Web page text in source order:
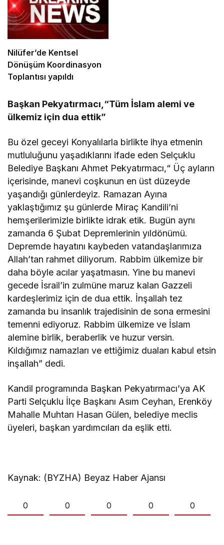
Nilüfer’de Kentsel
Dönüşüm Koordinasyon
Toplantısı yapıldı
Başkan Pekyatırmacı,“Tüm İslam alemi ve
ülkemiz için dua ettik”
Bu özel geceyi Konyalılarla birlikte ihya etmenin
mutluluğunu yaşadıklarını ifade eden Selçuklu
Belediye Başkanı Ahmet Pekyatırmacı,“ Üç ayların
içerisinde, manevi coşkunun en üst düzeyde
yaşandığı günlerdeyiz. Ramazan Ayına
yaklaştığımız şu günlerde Miraç Kandili’ni
hemşerilerimizle birlikte idrak etik. Bugün aynı
zamanda 6 Şubat Depremlerinin yıldönümü.
Depremde hayatını kaybeden vatandaşlarımıza
Allah’tan rahmet diliyorum. Rabbim ülkemize bir
daha böyle acılar yaşatmasın. Yine bu manevi
gecede İsrail’in zulmüne maruz kalan Gazzeli
kardeşlerimiz için de dua ettik. İnşallah tez
zamanda bu insanlık trajedisinin de sona ermesini
temenni ediyoruz. Rabbim ülkemize ve İslam
alemine birlik, beraberlik ve huzur versin.
Kıldığımız namazları ve ettiğimiz duaları kabul etsin
inşallah” dedi.
Kandil programında Başkan Pekyatırmacı’ya AK
Parti Selçuklu İlçe Başkanı Asım Ceyhan, Erenköy
Mahalle Muhtarı Hasan Gülen, belediye meclis
üyeleri, başkan yardımcıları da eşlik etti.
Kaynak: (BYZHA) Beyaz Haber Ajansı
0 0 0 0 0